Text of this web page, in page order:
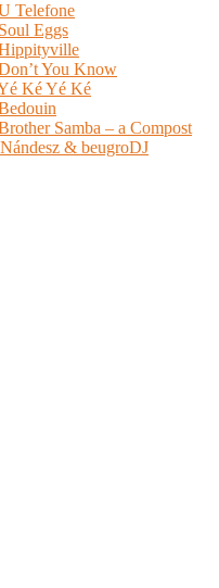
Telefone
Eggs
You Know
Ké Yé Ké
Samba – a Compost
& beugroDJ